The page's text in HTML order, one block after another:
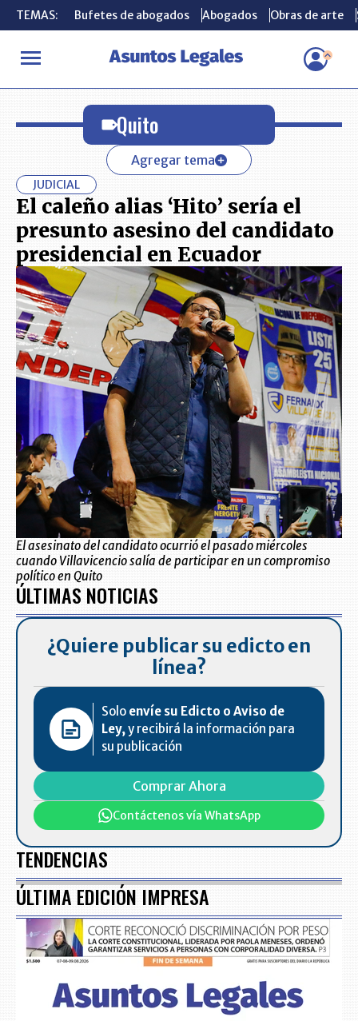
TEMAS: Bufetes de abogados Abogados Obras de arte
INICIO Quito
TEMAS: Bufetes de abogados Abogados Obras de arte
Quito
Agregar tema
JUDICIAL
El caleño alias ‘Hito’ sería el
presunto asesino del candidato
presidencial en Ecuador
El asesinato del candidato ocurrió el pasado miércoles
cuando Villavicencio salía de participar en un compromiso
político en Quito
ÚLTIMAS NOTICIAS
¿Quiere publicar su edicto en
línea?
Solo envíe su Edicto o Aviso de
Ley,y recibirá la información para
su publicación
Comprar Ahora
Contáctenos vía WhatsApp
TENDENCIAS
ÚLTIMA EDICIÓN IMPRESA